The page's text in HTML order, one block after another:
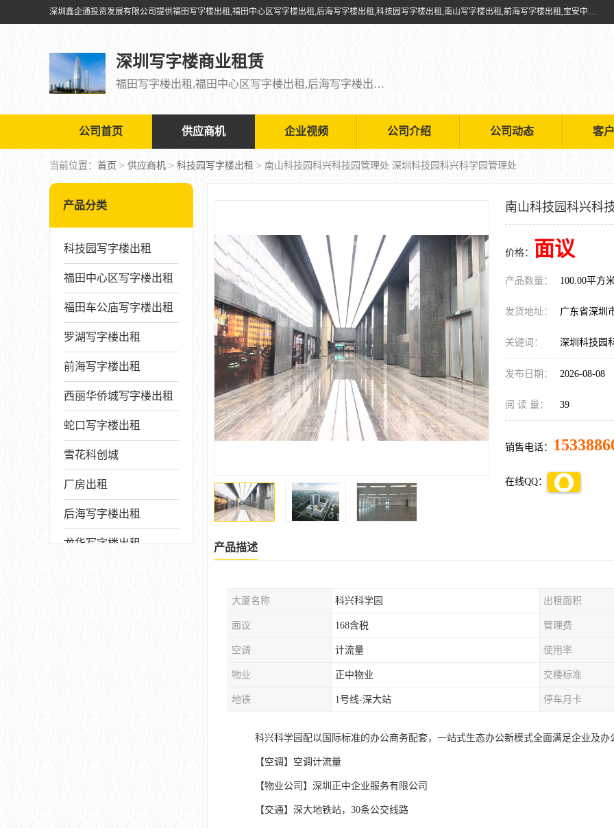
深圳鑫企通投资发展有限公司提供福田写字楼出租,福田中心区写字楼出租,后海写字楼出租,科技园写字楼出租,南山写字楼出租,前海写字楼出租,宝安中心写字楼出租,车公庙写字楼出租,深圳写字楼出租，欢迎有需要的朋友前来咨询。
深圳写字楼商业租赁
福田写字楼出租,福田中心区写字楼出租,后海写字楼出租,科技园写字楼出租,南山写字楼出租,前海写字楼出租,宝安中心写字楼出租
公司首页 供应商机 企业视频 公司介绍 公司动态 客
当前位置： 首页 > 供应商机 > 科技园写字楼出租 > 南山科技园科兴科技园管理处 深圳科技园科兴科学园管理处
产品分类
科技园写字楼出租
福田中心区写字楼出租
福田车公庙写字楼出租
罗湖写字楼出租
前海写字楼出租
西丽华侨城写字楼出租
蛇口写字楼出租
雪花科创城
厂房出租
后海写字楼出租
龙华写字楼出租
南山科技园科兴科
价格： 面议
产品数量： 100.00平方
发货地址： 广东省深圳
关键词： 深圳科技园
发布日期： 2026-08-08
阅 读 量： 39
销售电话：
在线QQ：
产品描述
大厦名称 科兴科学园 出租面积
面议 168含税 管理费
空调 计流量 使用率
物业 正中物业 交楼标准
地铁 1号线-深大站 停车月卡
科兴科学园配以国际标准的办公商务配套，一站式生态办公新模式全面满足企业及办
【空调】空调计流量
【物业公司】深圳正中企业服务有限公司
【交通】深大地铁站，30条公交线路